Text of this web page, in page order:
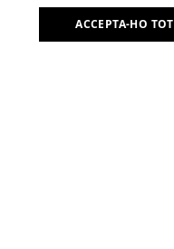
ACCEPTA-HO TOT